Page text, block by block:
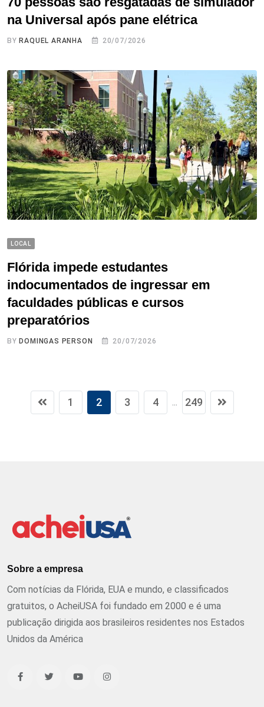
na Universal após pane elétrica
BY RAQUEL ARANHA 20/07/2026
LOCAL
Flórida impede estudantes
indocumentados de ingressar em
faculdades públicas e cursos
preparatórios
BY DOMINGAS PERSON 20/07/2026
1 2 3 4 ... 249
Sobre a empresa
Com notícias da Flórida, EUA e mundo, e classificados
gratuitos, o AcheiUSA foi fundado em 2000 e é uma
publicação dirigida aos brasileiros residentes nos Estados
Unidos da América